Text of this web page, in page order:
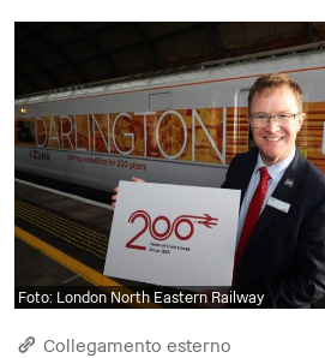
Foto: London North Eastern Railway
Collegamento esterno